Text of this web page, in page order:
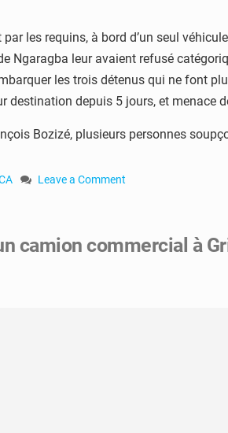
les requins, à bord d’un seul
Ngaragba leur avaient refusé
les trois détenus qui ne font
destination depuis 5 jours, et
Bozizé, plusieurs personnes
Leave a Comment
trois
camion commercial à